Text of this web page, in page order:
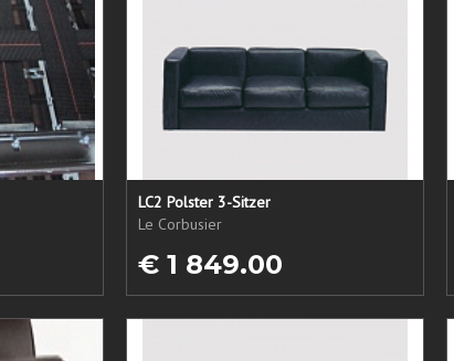
LC2 Polster 3-Sitzer
Le Corbusier
€ 1 849.00